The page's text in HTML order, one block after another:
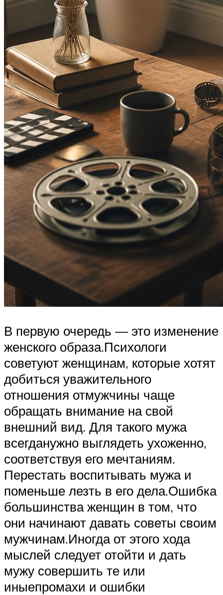
В первую очередь — это изменение
женского образа.Психологи
советуют женщинам, которые хотят
добиться уважительного
отношения отмужчины чаще
обращать внимание на свой
внешний вид. Для такого мужа
всегданужно выглядеть ухоженно,
соответствуя его мечтаниям.
Перестать воспитывать мужа и
поменьше лезть в его дела.Ошибка
большинства женщин в том, что
они начинают давать советы своим
мужчинам.Иногда от этого хода
мыслей следует отойти и дать
мужу совершить те или
иныепромахи и ошибки